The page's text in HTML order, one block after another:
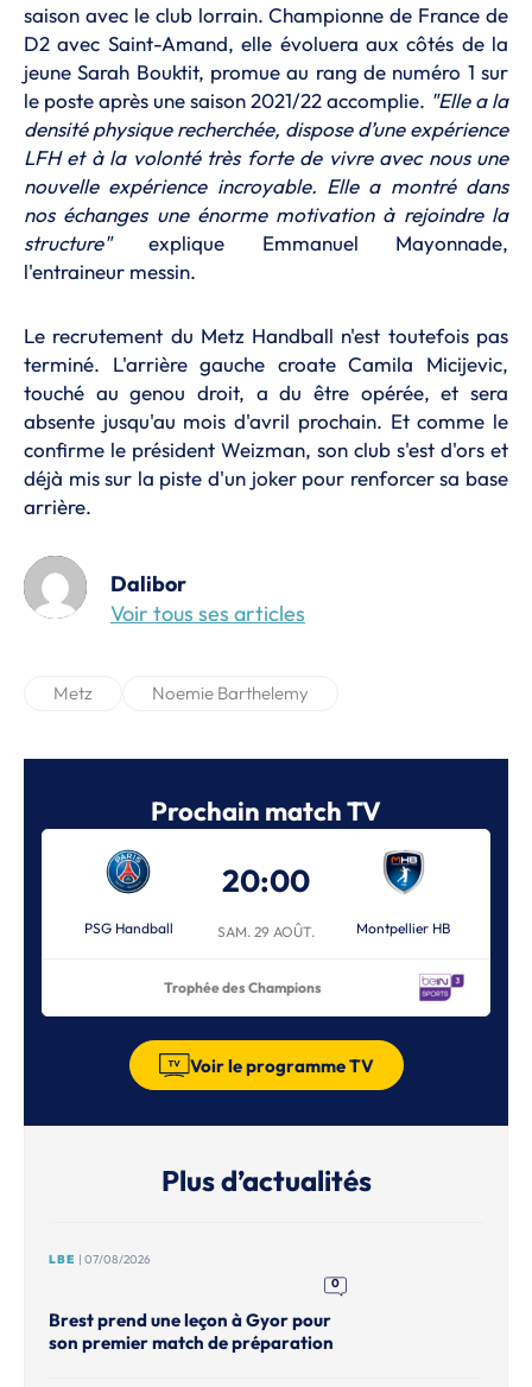
saison avec le club lorrain. Championne de France de
D2 avec Saint-Amand, elle évoluera aux côtés de la
jeune Sarah Bouktit, promue au rang de numéro 1 sur
le poste après une saison 2021/22 accomplie. "Elle a la
densité physique recherchée, dispose d’une expérience
LFH et à la volonté très forte de vivre avec nous une
nouvelle expérience incroyable. Elle a montré dans
nos échanges une énorme motivation à rejoindre la
structure"explique Emmanuel Mayonnade,
l'entraineur messin.
Le recrutement du Metz Handball n'est toutefois pas
terminé. L'arrière gauche croate Camila Micijevic,
touché au genou droit, a du être opérée, et sera
absente jusqu'au mois d'avril prochain. Et comme le
confirme le président Weizman, son club s'est d'ors et
déjà mis sur la piste d'un joker pour renforcer sa base
arrière.
Dalibor
Voir tous ses articles
Metz Noemie Barthelemy
Prochain match TV
PSG Handball
20:00
SAM. 29 AOÛT. Montpellier HB
Trophée des Champions
Voir le programme TV
Plus d’actualités
LBE | 07/08/2026
0
Brest prend une leçon à Gyor pour
son premier match de préparation